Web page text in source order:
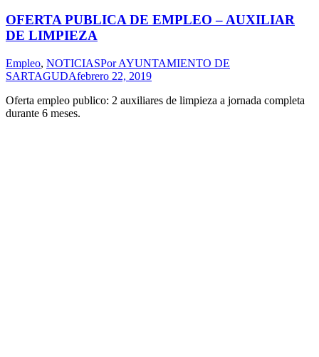
OFERTA PUBLICA DE EMPLEO – AUXILIAR
DE LIMPIEZA
Empleo, NOTICIASPorAYUNTAMIENTO DE
SARTAGUDAfebrero 22, 2019
Oferta empleo publico: 2 auxiliares de limpieza a jornada completa
durante 6 meses.